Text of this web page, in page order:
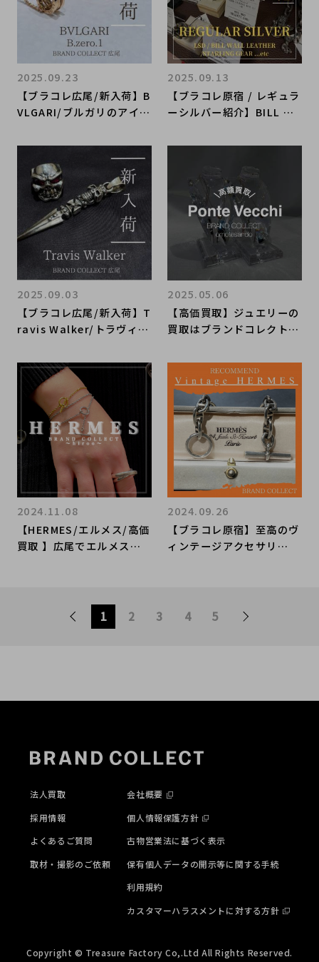
【ブラコレ広尾/新入荷】B
VLGARI/ブルガリのアイコ
構築したリングとネックレ
スが入荷いたしました！！
2025.09.23
【ブラコレ原宿 / レギュラ
ーシルバー紹介】BILL WA
RLINGGEARなどBRAND C
ュラーシルバーアイテムも
取り扱っております！！
2025.09.13
【ブラコレ広尾/新入荷】T
ravis Walker/トラヴィス
全開のシルバーアクセが入
荷いたしました！！
2025.09.03
【高価買取】ジュエリーの
買取はブランドコレクト表
い！お買取り品のご紹介で
す！
2025.05.06
【HERMES/エルメス/高価
買取 】広尾でエルメスの
お届けいたします！
2024.11.08
【ブラコレ原宿】至高のヴ
ィンテージアクセサリ
2024.09.26
1 2 3 4 5
法人買取
採用情報
よくあるご質問
取材・撮影のご依頼
会社概要
個人情報保護方針
古物営業法に基づく表示
保有個人データの開示等に関する手続
利用規約
カスタマーハラスメントに対する方針
Copyright © Treasure Factory Co,.Ltd All Rights Reserved.